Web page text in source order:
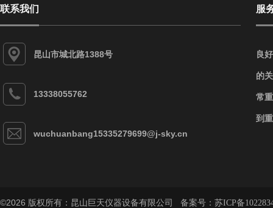
联系我们
昆山市城北路1388号
13338055762
wuchuanbang15335279699@j-sky.cn
服
良
的
常
到
©2026 版权所有：昆山巨天仪器设备有限公司 备案号： 苏ICP备